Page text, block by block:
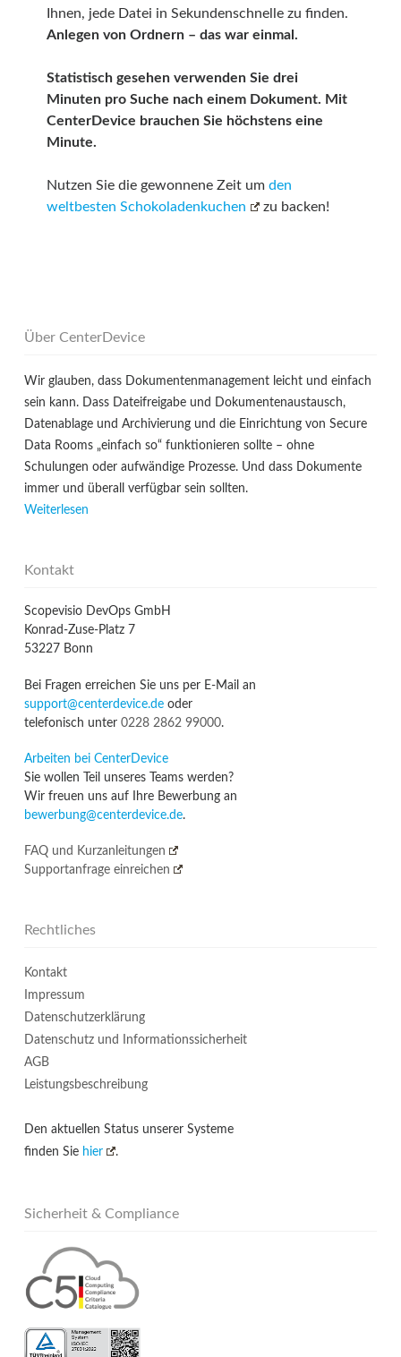
Ihnen, jede Datei in Sekundenschnelle zu finden.
Anlegen von Ordnern – das war einmal.
Statistisch gesehen verwenden Sie drei
Minuten pro Suche nach einem Dokument. Mit
CenterDevice brauchen Sie höchstens eine
Minute.
Nutzen Sie die gewonnene Zeit um den
weltbesten Schokoladenkuchen
zu backen!
Über CenterDevice
Wir glauben, dass Dokumentenmanagement leicht und einfach
sein kann. Dass Dateifreigabe und Dokumentenaustausch,
Datenablage und Archivierung und die Einrichtung von Secure
Data Rooms „einfach so“ funktionieren sollte – ohne
Schulungen oder aufwändige Prozesse. Und dass Dokumente
immer und überall verfügbar sein sollten.
Weiterlesen
Kontakt
Scopevisio DevOps GmbH
Konrad-Zuse-Platz 7
53227 Bonn
Bei Fragen erreichen Sie uns per E-Mail an
support@centerdevice.deoder
telefonisch unter 0228 2862 99000.
Arbeiten bei CenterDevice
Sie wollen Teil unseres Teams werden?
Wir freuen uns auf Ihre Bewerbung an
bewerbung@centerdevice.de.
FAQ und Kurzanleitungen
Supportanfrage einreichen
Rechtliches
Kontakt
Impressum
Datenschutzerklärung
Datenschutz und Informationssicherheit
AGB
Leistungsbeschreibung
Den aktuellen Status unserer Systeme
finden Sie hier .
Sicherheit & Compliance